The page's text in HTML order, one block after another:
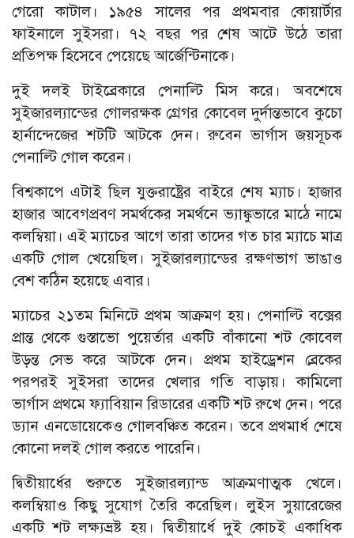
গেরো কাটাল। ১৯৫৪ সালের পর প্রথমবার কোয়ার্টার
ফাইনালে সুইসরা। ৭২ বছর পর শেষ আটে উঠে তারা
প্রতিপক্ষ হিসেবে পেয়েছে আর্জেন্টিনাকে।
দুই দলই টাইব্রেকারে পেনাল্টি মিস করে। অবশেষে
সুইজারল্যান্ডের গোলরক্ষক গ্রেগর কোবেল দুর্দান্তভাবে কুচো
হার্নান্দেজের শটটি আটকে দেন। রুবেন ভার্গাস জয়সূচক
পেনাল্টি গোল করেন।
বিশ্বকাপে এটাই ছিল যুক্তরাষ্ট্রের বাইরে শেষ ম্যাচ। হাজার
হাজার আবেগপ্রবণ সমর্থকের সমর্থনে ভ্যাঙ্কুভারে মাঠে নামে
কলম্বিয়া। এই ম্যাচের আগে তারা তাদের গত চার ম্যাচে মাত্র
একটি গোল খেয়েছিল। সুইজারল্যান্ডের রক্ষণভাগ ভাঙাও
বেশ কঠিন হয়েছে এবার।
ম্যাচের ২১তম মিনিটে প্রথম আক্রমণ হয়। পেনাল্টি বক্সের
প্রান্ত থেকে গুস্তাভো পুয়ের্তার একটি বাঁকানো শট কোবেল
উড়ন্ত সেভ করে আটকে দেন। প্রথম হাইড্রেশন ব্রেকের
পরপরই সুইসরা তাদের খেলার গতি বাড়ায়। কামিলো
ভার্গাস প্রথমে ফ্যাবিয়ান রিডারের একটি শট রুখে দেন। পরে
ড্যান এনডোয়েকেও গোলবঞ্চিত করেন। তবে প্রথমার্ধ শেষে
কোনো দলই গোল করতে পারেনি।
দ্বিতীয়ার্ধের শুরুতে সুইজারল্যান্ড আক্রমণাত্মক খেলে।
কলম্বিয়াও কিছু সুযোগ তৈরি করেছিল। লুইস সুয়ারেজের
একটি শট লক্ষ্যভ্রষ্ট হয়। দ্বিতীয়ার্ধে দুই কোচই একাধিক